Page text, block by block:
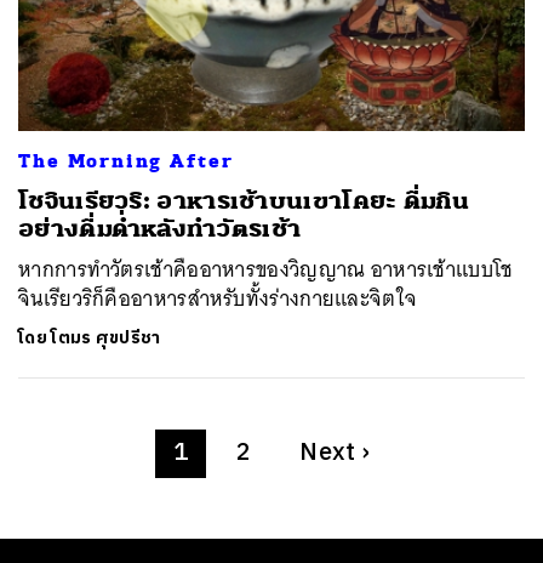
The Morning After
โชจินเรียวริ: อาหารเช้าบนเขาโคยะ ดื่มกิน
อย่างดื่มด่ำหลังทำวัตรเช้า
หากการทำวัตรเช้าคืออาหารของวิญญาณ อาหารเช้าแบบโช
จินเรียวริก็คืออาหารสำหรับทั้งร่างกายและจิตใจ
โดยโตมร ศุขปรีชา
1 2 Next ›